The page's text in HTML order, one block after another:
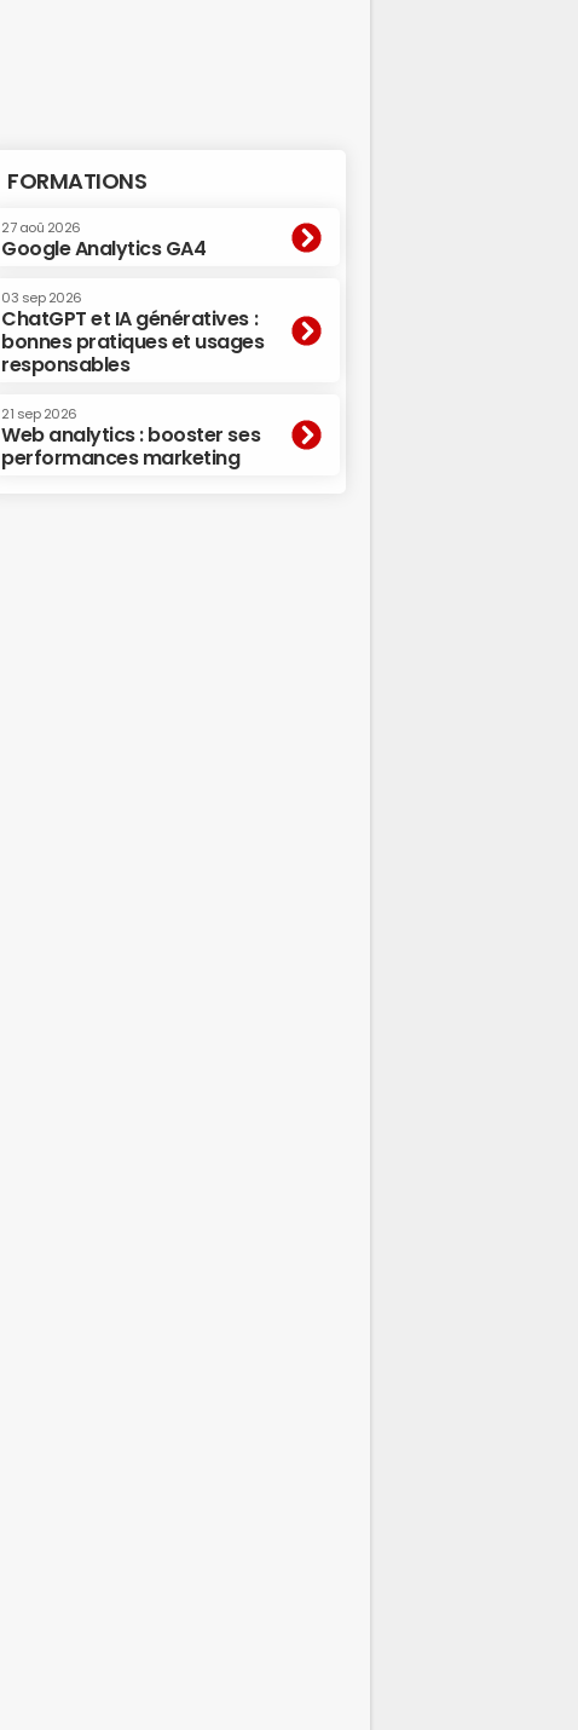
FORMATIONS
27 aoû 2026
Google Analytics GA4
03 sep 2026
ChatGPT et IA génératives :
bonnes pratiques et usages
responsables
21 sep 2026
Web analytics : booster ses
performances marketing